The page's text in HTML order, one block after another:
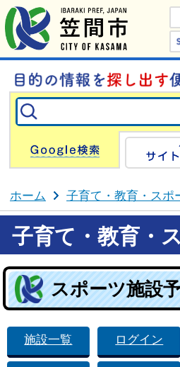
Google
ホーム 子育て・教育・スポ
子育て・教育・
スポーツ施設
施設一覧 ログイン